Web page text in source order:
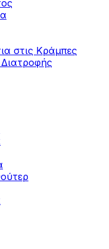
στις Κράμπες